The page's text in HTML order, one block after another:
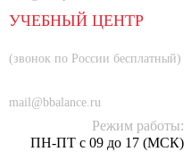
УЧЕБНЫЙ ЦЕНТР
(звонок по России бесплатный)
mail@bbalance.ru
Режим работы:
ПН-ПТ с 09 до 17 (МСК)